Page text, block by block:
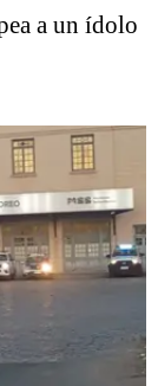
a un ídolo